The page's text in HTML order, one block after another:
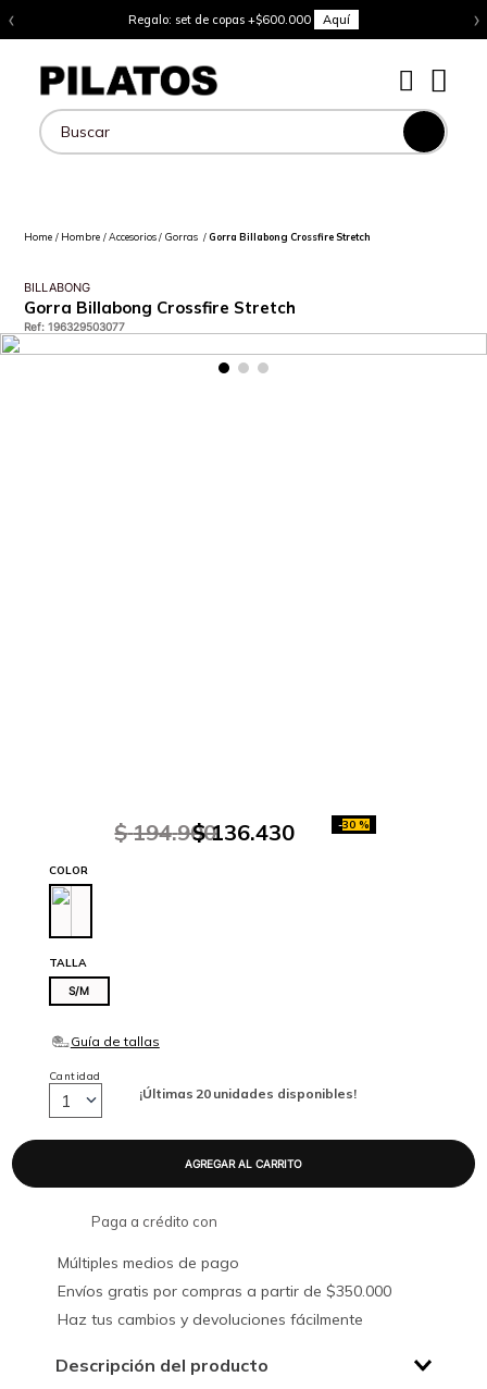
‹ Regalo: set de copas +$600.000 Aquí ›
Buscar
Hombre Accesorios Gorras Gorra Billabong Crossfire Stretch
BILLABONG
Gorra Billabong Crossfire Stretch
Ref:196329503077
$ 194.900
$ 136.430 -30 %
TALLA
S/M
COLOR
¡Últimas 20 unidades disponibles!
Cantidad
1
Paga a crédito con
Múltiples medios de pago
Envíos gratis por compras a partir de $350.000
Haz tus cambios y devoluciones fácilmente
Descripción del producto